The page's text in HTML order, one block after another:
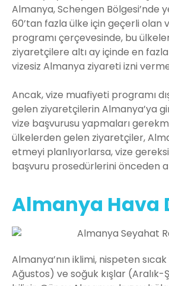
Almanya, Schengen Bölgesi’nde
60’tan fazla ülke için geçerli olan
programı çerçevesinde, bu
ziyaretçilere altı ay içinde en
vizesiz Almanya ziyareti izni
Ancak, vize muafiyeti programı
gelen ziyaretçilerin Almanya’ya
vize başvurusu yapmaları
ülkelerden gelen ziyaretçiler,
etmeyi planlıyorlarsa, vize
başvuru prosedürlerini önceden
Almanya Hava
Almanya’nın iklimi, nispeten
Ağustos) ve soğuk kışlar